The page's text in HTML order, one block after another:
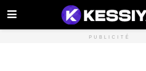
PUBLICITÉ